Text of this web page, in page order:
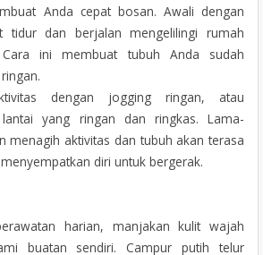
Anda cepat bosan. Awali dengan
tidur dan berjalan mengelilingi rumah
ini membuat tubuh Anda sudah
dengan jogging ringan, atau
yang ringan dan ringkas. Lama-
menagih aktivitas dan tubuh akan terasa
diri untuk bergerak.
harian, manjakan kulit wajah
buatan sendiri. Campur putih telur